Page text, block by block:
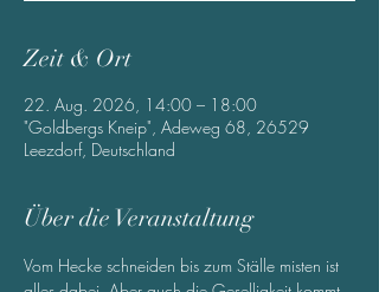
Zeit & Ort
22. Aug. 2026, 14:00 – 18:00
"Goldbergs Kneip", Adeweg 68, 26529
Leezdorf, Deutschland
Über die Veranstaltung
Vom Hecke schneiden bis zum Ställe misten ist